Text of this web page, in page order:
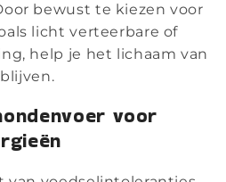
bewust te kiezen voor
licht verteerbare of
help je het lichaam van
voor